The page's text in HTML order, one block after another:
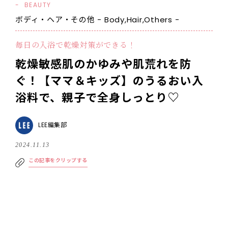
BEAUTY
ボディ・ヘア・その他 - Body,Hair,Others -
毎日の入浴で乾燥対策ができる！
乾燥敏感肌のかゆみや肌荒れを防
ぐ！【ママ＆キッズ】のうるおい入
浴料で、親子で全身しっとり♡
LEE編集部
2024.11.13
この記事をクリップする